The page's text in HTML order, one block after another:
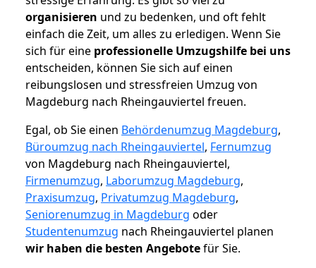
organisieren und zu bedenken, und oft fehlt
einfach die Zeit, um alles zu erledigen. Wenn Sie
sich für eine professionelle Umzugshilfe bei uns
entscheiden, können Sie sich auf einen
reibungslosen und stressfreien Umzug von
Magdeburg nach Rheingauviertel freuen.
Egal, ob Sie einen Behördenumzug Magdeburg,
Büroumzug nach Rheingauviertel, Fernumzug
von Magdeburg nach Rheingauviertel,
Firmenumzug, Laborumzug Magdeburg,
Praxisumzug, Privatumzug Magdeburg,
Seniorenumzug in Magdeburg oder
Studentenumzug nach Rheingauviertel planen
wir haben die besten Angebotefür Sie.